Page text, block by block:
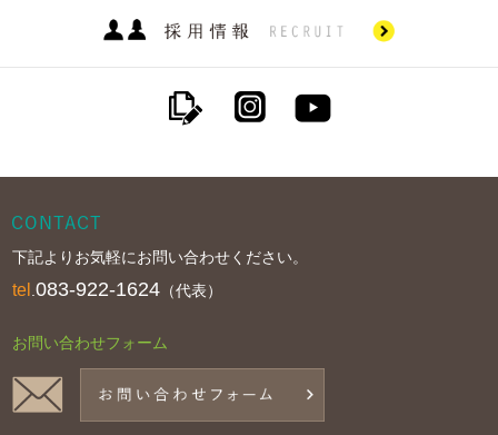
下記よりお気軽にお問い合わせください。
tel .083-922-1624 （代表）
お問い合わせフォーム